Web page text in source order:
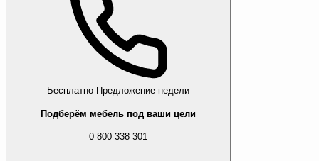
Бесплатно Предложение недели
Подберём мебель под ваши цели
0 800 338 301